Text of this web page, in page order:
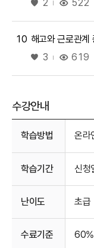
2 522
10 해고와 근로관계
좋아요
3 619
수강안내
학습방법 온라
학습기간 신청
난이도 초급
수료기준 60%